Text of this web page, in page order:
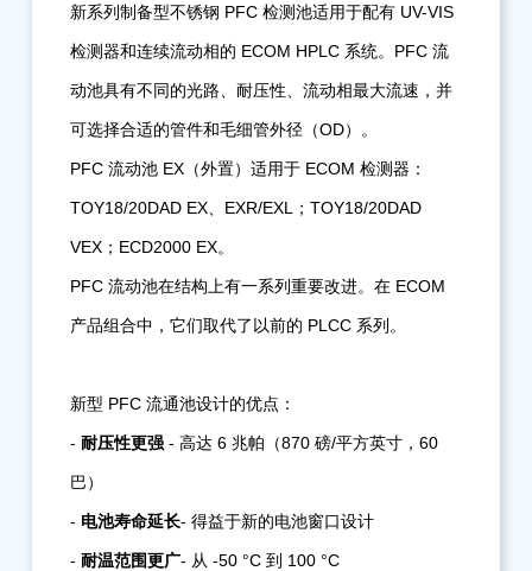
新系列制备型不锈钢 PFC 检测池适用于配有 UV-VIS
检测器和连续流动相的 ECOM HPLC 系统。PFC 流
动池具有不同的光路、耐压性、流动相最大流速，并
可选择合适的管件和毛细管外径（OD）。
PFC 流动池 EX（外置）适用于 ECOM 检测器：
TOY18/20DAD EX、EXR/EXL；TOY18/20DAD
VEX；ECD2000 EX。
PFC 流动池在结构上有一系列重要改进。在 ECOM
产品组合中，它们取代了以前的 PLCC 系列。
新型 PFC 流通池设计的优点：
- 耐压性更强- 高达 6 兆帕（870 磅/平方英寸，60
巴）
- 电池寿命延长- 得益于新的电池窗口设计
- 耐温范围更广- 从 -50 °C 到 100 °C